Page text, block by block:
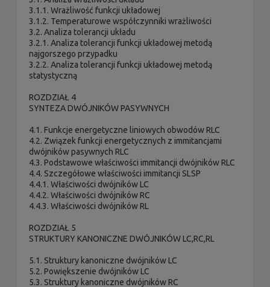
3.1.1. Wrażliwość funkcji układowej
3.1.2. Temperaturowe współczynniki wrażliwości
3.2. Analiza tolerancji układu
3.2.1. Analiza tolerancji funkcji układowej metodą
najgorszego przypadku
3.2.2. Analiza tolerancji funkcji układowej metodą
statystyczną
ROZDZIAŁ 4
SYNTEZA DWÓJNIKÓW PASYWNYCH
4.1. Funkcje energetyczne liniowych obwodów RLC
4.2. Związek funkcji energetycznych z immitancjami
dwójników pasywnych RLC
4.3. Podstawowe właściwości immitancji dwójników RLC
4.4. Szczegółowe właściwości immitancji SLSP
4.4.1. Właściwości dwójników LC
4.4.2. Właściwości dwójników RC
4.4.3. Właściwości dwójników RL
ROZDZIAŁ 5
STRUKTURY KANONICZNE DWÓJNIKÓW LC,RC,RL
5.1. Struktury kanoniczne dwójników LC
5.2. Powiększenie dwójników LC
5.3. Struktury kanoniczne dwójników RC